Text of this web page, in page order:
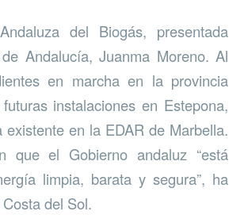
del Biogás, presentada
Andalucía, Juanma Moreno. Al
en marcha en la provincia
instalaciones en Estepona,
en la EDAR de Marbella.
el Gobierno andaluz “está
limpia, barata y segura”, ha
del Sol.